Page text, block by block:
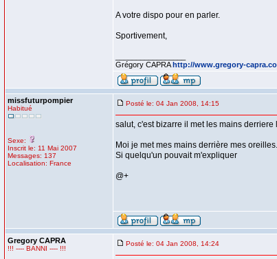
A votre dispo pour en parler.
Sportivement,
Grégory CAPRAhttp://www.gregory-
missfuturpompier
Habitué
Sexe:
Inscrit le: 11 Mai 2007
Messages: 137
Localisation: France
Posté le: 04 Jan 2008, 14:15
salut, c'est bizarre il met les mains
Moi je met mes mains derrière mes oreilles.
Si quelqu'un pouvait m'expliquer
@+
Gregory CAPRA
!!! ---- BANNI ---- !!!
Posté le: 04 Jan 2008, 14:24